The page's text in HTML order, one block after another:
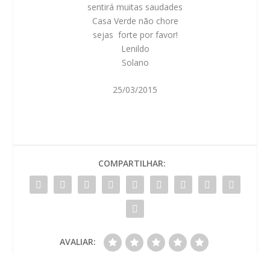
sentirá muitas saudades
Casa Verde não chore
sejas forte por favor!
Lenildo
Solano
25/03/2015
COMPARTILHAR:
AVALIAR: